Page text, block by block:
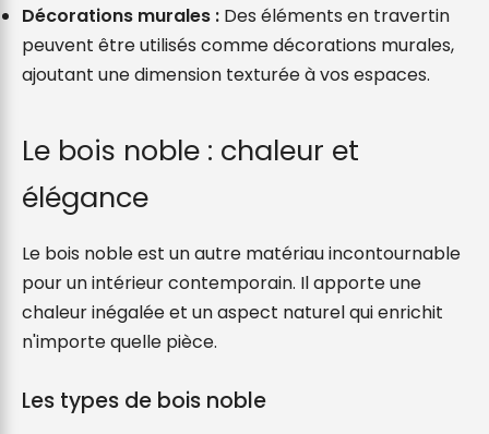
Décorations murales : Des éléments en travertin
peuvent être utilisés comme décorations murales,
ajoutant une dimension texturée à vos espaces.
Le bois noble : chaleur et
élégance
Le bois noble est un autre matériau incontournable
pour un intérieur contemporain. Il apporte une
chaleur inégalée et un aspect naturel qui enrichit
n'importe quelle pièce.
Les types de bois noble